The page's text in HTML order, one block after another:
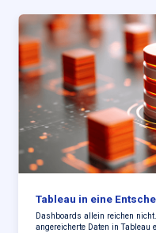
Tableau in eine
Dashboards allein reichen
angereicherte Daten in Tableau